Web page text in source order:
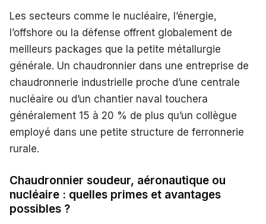
Les secteurs comme le nucléaire, l’énergie,
l’offshore ou la défense offrent globalement de
meilleurs packages que la petite métallurgie
générale. Un chaudronnier dans une entreprise de
chaudronnerie industrielle proche d’une centrale
nucléaire ou d’un chantier naval touchera
généralement 15 à 20 % de plus qu’un collègue
employé dans une petite structure de ferronnerie
rurale.
Chaudronnier soudeur, aéronautique ou
nucléaire : quelles primes et avantages
possibles ?